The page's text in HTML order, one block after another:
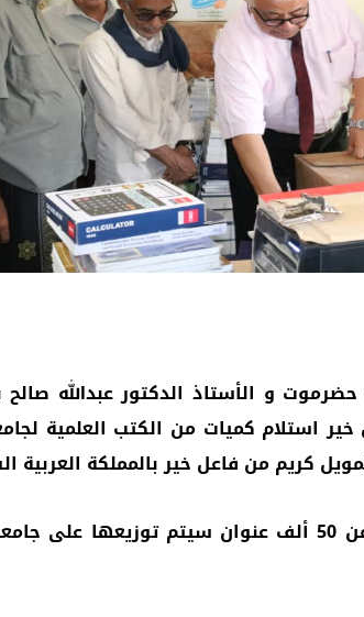
و الأستاذ الدكتور عبدالله صالح
استلام كميات من الكتب العلمية
كريم من فاعل خير بالمملكة العربية
وتشمل الكتب العلمية أكثر من 60 ألف كتاب ، تضم أكثر من